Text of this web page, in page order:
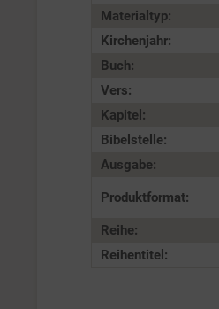
Materialtyp:
Kirchenjahr:
Buch:
Vers:
Kapitel:
Bibelstelle:
Ausgabe:
Produktformat:
Reihe:
Reihentitel: